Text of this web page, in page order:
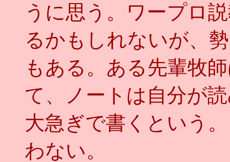
うに思う。ワープロ
るかもしれないが、
もある。ある先輩牧
て、ノートは自分が
大急ぎで書くという
わない。